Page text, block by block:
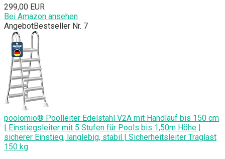
299,00 EUR
Bei Amazon ansehen
AngebotBestseller Nr. 7
poolomio® Poolleiter Edelstahl V2A mit Handlauf bis 150 cm
| Einstiegsleiter mit 5 Stufen für Pools bis 1,50m Höhe |
sicherer Einstieg, langlebig, stabil | Sicherheitsleiter Traglast
150 kg